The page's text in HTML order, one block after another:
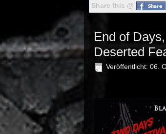
Share this @
End of
Deserted
Veröffentlicht: 06.